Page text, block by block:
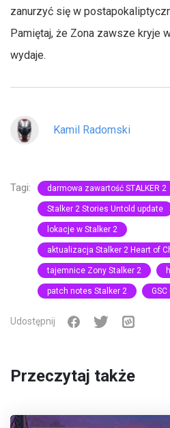
zanurzyć się w
Pamiętaj, że Zona zawsze kryje
wydaje.
Kamil Radomski
Tagi: darmowa zawartość STALKER 2
Stalker 2 Stories Untold update
lokacje w Stalker 2
aktualizacja Stalker 2 Heart of
tajemnice Zony Stalker 2
patch notes Stalker 2
Udostępnij
Przeczytaj także